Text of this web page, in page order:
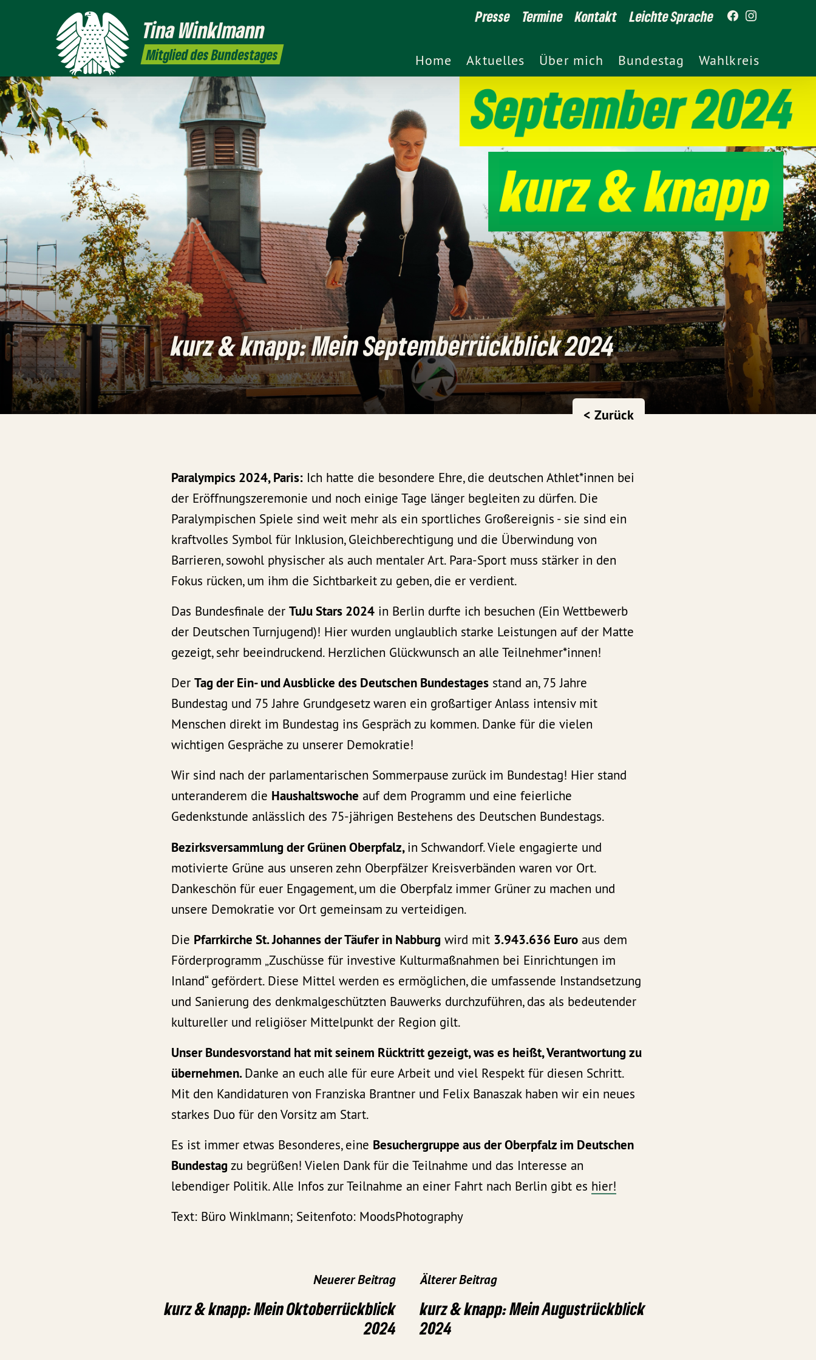
TinaWinklmann
Mitglied des Bundestages
Presse Termine Kontakt Leichte Sprache
Home Aktuelles Über mich Bundestag Wahlkreis
kurz & knapp: Mein Septemberrückblick 2024
< Zurück
Paralympics 2024, Paris: Ich hatte die besondere Ehre, die deutschen Athlet*innen bei
der Eröffnungszeremonie und noch einige Tage länger begleiten zu dürfen. Die
Paralympischen Spiele sind weit mehr als ein sportliches Großereignis - sie sind ein
kraftvolles Symbol für Inklusion, Gleichberechtigung und die Überwindung von
Barrieren, sowohl physischer als auch mentaler Art. Para-Sport muss stärker in den
Fokus rücken, um ihm die Sichtbarkeit zu geben, die er verdient.
Das Bundesfinale derTuJu Stars 2024 in Berlin durfte ich besuchen (Ein Wettbewerb
der Deutschen Turnjugend)! Hier wurden unglaublich starke Leistungen auf der Matte
gezeigt, sehr beeindruckend. Herzlichen Glückwunsch an alle Teilnehmer*innen!
DerTag der Ein- und Ausblicke des Deutschen Bundestages stand an, 75 Jahre
Bundestag und 75 Jahre Grundgesetz waren ein großartiger Anlass intensiv mit
Menschen direkt im Bundestag ins Gespräch zu kommen. Danke für die vielen
wichtigen Gespräche zu unserer Demokratie!
Wir sind nach der parlamentarischen Sommerpause zurück im Bundestag! Hier stand
unteranderem die Haushaltswoche auf dem Programm und eine feierliche
Gedenkstunde anlässlich des 75-jährigen Bestehens des Deutschen Bundestags.
Bezirksversammlung der Grünen Oberpfalz,in Schwandorf. Viele engagierte und
motivierte Grüne aus unseren zehn Oberpfälzer Kreisverbänden waren vor Ort.
Dankeschön für euer Engagement, um die Oberpfalz immer Grüner zu machen und
unsere Demokratie vor Ort gemeinsam zu verteidigen.
Die Pfarrkirche St. Johannes der Täufer in Nabburg wird mit 3.943.636 Euro aus dem
Förderprogramm „Zuschüsse für investive Kulturmaßnahmen bei Einrichtungen im
Inland“ gefördert. Diese Mittel werden es ermöglichen, die umfassende Instandsetzung
und Sanierung des denkmalgeschützten Bauwerks durchzuführen, das als bedeutender
kultureller und religiöser Mittelpunkt der Region gilt.
Unser Bundesvorstand hat mit seinem Rücktritt gezeigt, was es heißt, Verantwortung zu
übernehmen.Danke an euch alle für eure Arbeit und viel Respekt für diesen Schritt.
Mit den Kandidaturen von Franziska Brantner und Felix Banaszak haben wir ein neues
starkes Duo für den Vorsitz am Start.
Es ist immer etwas Besonderes, eine Besuchergruppe aus der Oberpfalz im Deutschen
Bundestag zu begrüßen! Vielen Dank für die Teilnahme und das Interesse an
lebendiger Politik. Alle Infos zur Teilnahme an einer Fahrt nach Berlin gibt es hier!
Text: Büro Winklmann; Seitenfoto: MoodsPhotography
Neuerer Beitrag
kurz & knapp: Mein Oktoberrückblick
2024
Älterer Beitrag
kurz & knapp: Mein Augustrückblick
2024